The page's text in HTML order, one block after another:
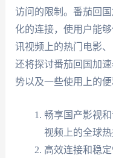
访问的限制。番茄回
化的连接，使用户能
讯视频上的热门电影
还将探讨番茄回国加
势以及一些使用上的便
畅享国产影视
视频上的全球热
高效连接和稳